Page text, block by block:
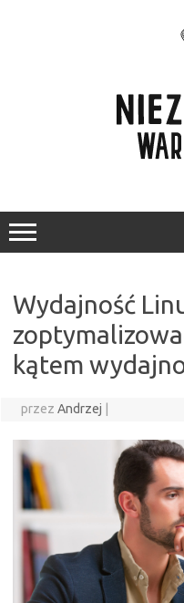
Wydajność
kątem
przez Andrzej